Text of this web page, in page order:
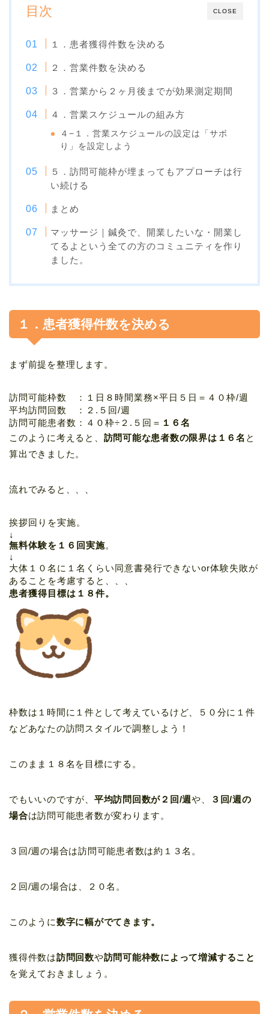
CLOSE
目次
１．患者獲得件数を決める
２．営業件数を決める
３．営業から２ヶ月後までが効果測定期間
４．営業スケジュールの組み方
４−１．営業スケジュールの設定は「サボ
り」を設定しよう
５．訪問可能枠が埋まってもアプローチは行
い続ける
まとめ
マッサージ｜鍼灸で、開業したいな・開業し
てるよという全ての方のコミュニティを作り
ました。
１．患者獲得件数を決める
まず前提を整理します。
訪問可能枠数 ：１日８時間業務×平日５日＝４０枠/週
平均訪問回数 ：２.５回/週
訪問可能患者数：４０枠÷２.５回＝ １６名
このように考えると、 訪問可能な患者数の限界は１６名 と
算出できました。
流れでみると、、、
挨拶回りを実施。
↓
無料体験を１６回実施。
↓
大体１０名に１名くらい同意書発行できないor体験失敗が
あることを考慮すると、、、
患者獲得目標は１８件。
枠数は１時間に１件として考えているけど、５０分に１件
などあなたの訪問スタイルで調整しよう！
このまま１８名を目標にする。
でもいいのですが、 平均訪問回数が２回/週や、
３回/週の
場合は訪問可能患者数が変わります。
３回/週の場合は訪問可能患者数は約１３名。
２回/週の場合は、２０名。
このように数字に幅がでてきます。
獲得件数は訪問回数や訪問可能枠数によって増減すること
を覚えておきましょう。